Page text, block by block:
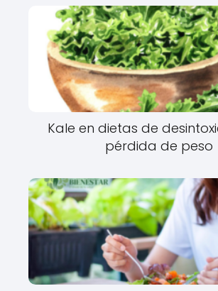
Kale en dietas de
pérdida de peso